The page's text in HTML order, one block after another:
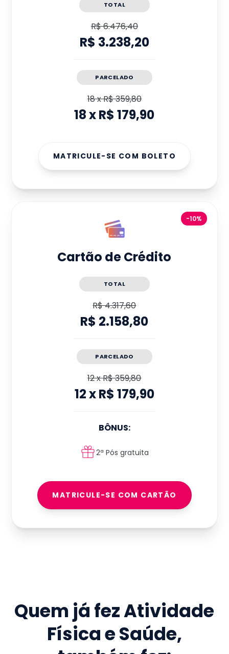
TOTAL
R$ 6.476,40
R$ 3.238,20
PARCELADO
18xR$ 359,80
18xR$ 179,90
MATRICULE-SE COM BOLETO
-10%
Cartão de Crédito
TOTAL
R$ 4.317,60
R$ 2.158,80
PARCELADO
12xR$ 359,80
12xR$ 179,90
BÔNUS:
2ª Pós gratuita
MATRICULE-SE COM CARTÃO
Quem já fezAtividade
Física e Saúde,